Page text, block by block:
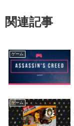
関連記事
ゲーム
ゲーム